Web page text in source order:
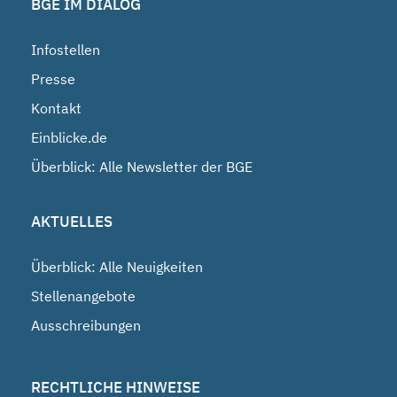
Infostellen
Presse
Kontakt
Einblicke.de
Überblick: Alle Newsletter der BGE
AKTUELLES
Überblick: Alle Neuigkeiten
Stellenangebote
Ausschreibungen
RECHTLICHE HINWEISE